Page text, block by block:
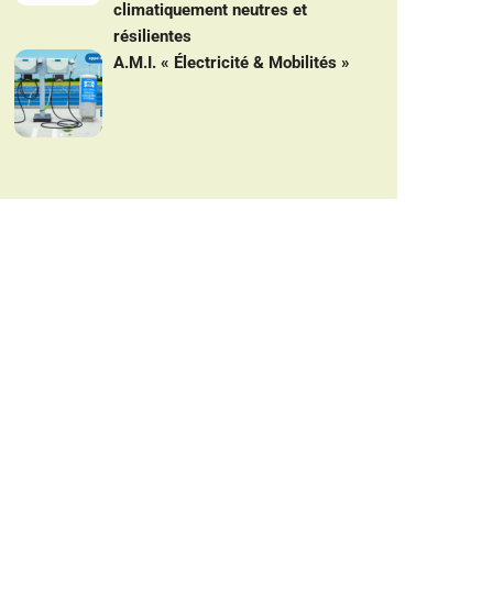
climatiquement neutres et
résilientes
A.M.I. « Électricité & Mobilités »